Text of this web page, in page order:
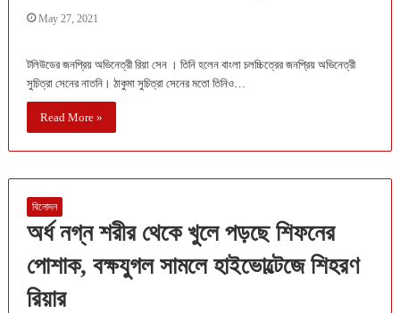
May 27, 2021
টলিউডের জনপ্রিয় অভিনেত্রী রিয়া সেন । তিনি হলেন বাংলা চলচ্চিত্রের জনপ্রিয় অভিনেত্রী
সুচিত্রা সেনের নাতনি। ঠাকুমা সুচিত্রা সেনের মতো তিনিও…
Read More »
বিনোদন
অর্ধ নগ্ন শরীর থেকে খুলে পড়ছে শিফনের
পোশাক, বক্ষযুগল সামলে হাইভোল্টেজে শিহরণ
রিয়ার